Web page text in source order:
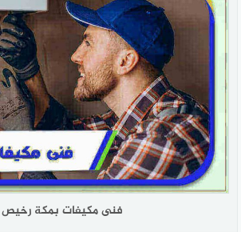
فنى مكيفات بمكة رخيص